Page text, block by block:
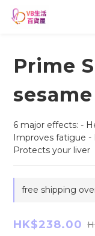
Prime
6 major effects: -
Improves fatigue -
Protects your liver
free shipping
HK$238.00